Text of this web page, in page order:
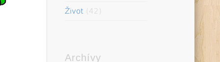
Život(42)
Archívy